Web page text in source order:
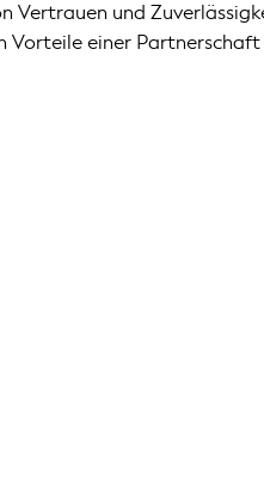
Vertrauen und
Vorteile einer